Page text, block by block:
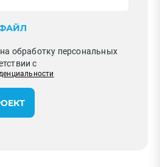
обработку персональных
с